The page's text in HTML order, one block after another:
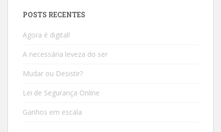
POSTS RECENTES
Agora é digital!
A necessária leveza do ser
Mudar ou Desistir?
Lei de Segurança Online
Ganhos em escala